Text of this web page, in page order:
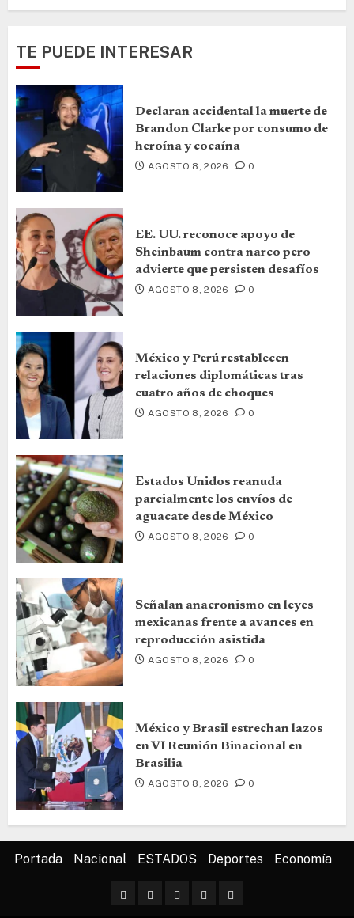
TE PUEDE INTERESAR
Declaran accidental la muerte de
Brandon Clarke por consumo de
heroína y cocaína
AGOSTO 8, 2026 0
EE. UU. reconoce apoyo de
Sheinbaum contra narco pero
advierte que persisten desafíos
AGOSTO 8, 2026 0
México y Perú restablecen
relaciones diplomáticas tras
cuatro años de choques
AGOSTO 8, 2026 0
Estados Unidos reanuda
parcialmente los envíos de
aguacate desde México
AGOSTO 8, 2026 0
Señalan anacronismo en leyes
mexicanas frente a avances en
reproducción asistida
AGOSTO 8, 2026 0
México y Brasil estrechan lazos
en VI Reunión Binacional en
Brasilia
AGOSTO 8, 2026 0
Portada Nacional ESTADOS Deportes Economía